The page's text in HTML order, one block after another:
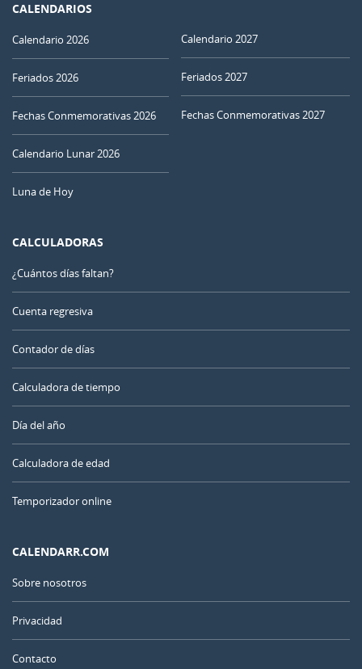
CALENDARIOS
Calendario 2026
Feriados 2026
Fechas Conmemorativas 2026
Calendario Lunar 2026
Luna de Hoy
Calendario 2027
Feriados 2027
Fechas Conmemorativas 2027
CALCULADORAS
¿Cuántos días faltan?
Cuenta regresiva
Contador de días
Calculadora de tiempo
Día del año
Calculadora de edad
Temporizador online
CALENDARR.COM
Sobre nosotros
Privacidad
Contacto